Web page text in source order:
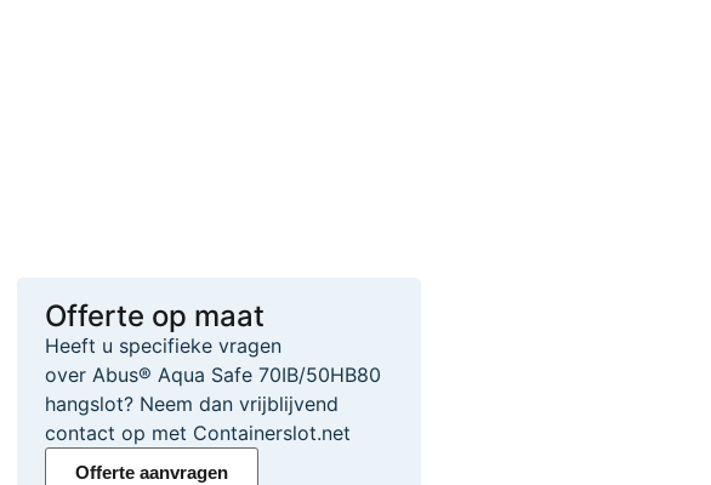
Offerte op maat
Heeft u specifieke vragen
over Abus® Aqua Safe 70IB/50HB80
hangslot? Neem dan vrijblijvend
contact op met Containerslot.net
Offerte aanvragen